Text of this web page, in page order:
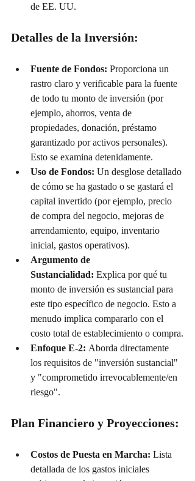
de EE. UU.
Detalles de la Inversión:
Fuente de Fondos: Proporciona un
rastro claro y verificable para la fuente
de todo tu monto de inversión (por
ejemplo, ahorros, venta de
propiedades, donación, préstamo
garantizado por activos personales).
Esto se examina detenidamente.
Uso de Fondos: Un desglose detallado
de cómo se ha gastado o se gastará el
capital invertido (por ejemplo, precio
de compra del negocio, mejoras de
arrendamiento, equipo, inventario
inicial, gastos operativos).
Argumento de
Sustancialidad: Explica por qué tu
monto de inversión es sustancial para
este tipo específico de negocio. Esto a
menudo implica compararlo con el
costo total de establecimiento o compra.
Enfoque E-2: Aborda directamente
los requisitos de "inversión sustancial"
y "comprometido irrevocablemente/en
riesgo".
Plan Financiero y Proyecciones:
Costos de Puesta en Marcha: Lista
detallada de los gastos iniciales